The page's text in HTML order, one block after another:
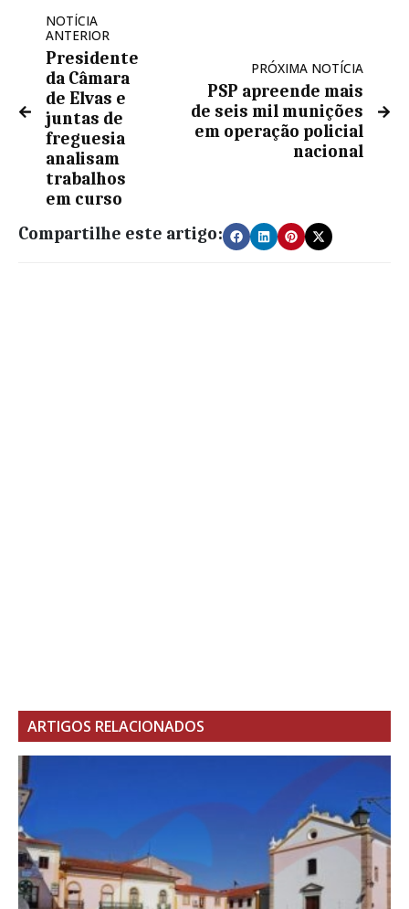
NOTÍCIA
ANTERIOR
Presidente
da Câmara
de Elvas e
juntas de
freguesia
analisam
trabalhos
em curso
PRÓXIMA NOTÍCIA
PSP apreende mais
de seis mil munições
em operação policial
nacional
Compartilhe este artigo:
ARTIGOS RELACIONADOS